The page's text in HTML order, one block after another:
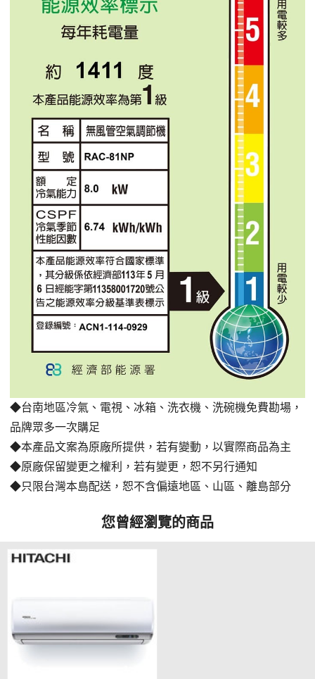
◆台南地區冷氣、電視、冰箱、洗衣機、洗碗機免費勘場，
品牌眾多一次購足
◆本產品文案為原廠所提供，若有變動，以實際商品為主
◆原廠保留變更之權利，若有變更，恕不另行通知
◆只限台灣本島配送，恕不含偏遠地區、山區、離島部分
您曾經瀏覽的商品